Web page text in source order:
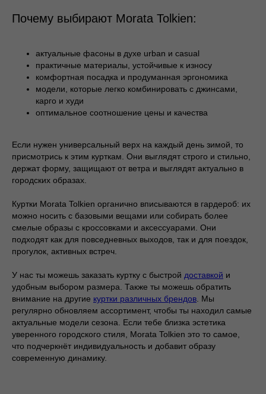
Почему выбирают Morata Tolkien:
актуальные фасоны в духе urban и casual
практичные материалы, устойчивые к износу
комфортная посадка и продуманная эргономика
модели, которые легко комбинировать с джинсами,
карго и худи
оптимальное соотношение цены и качества
Если нужен универсальный верх на каждый день зимой, то
присмотрись к этим курткам. Они выглядят строго и стильно,
держат форму, защищают от ветра и выглядят актуально в
городских образах.
Куртки Morata Tolkien органично вписываются в гардероб: их
можно носить с базовыми вещами или собирать более
смелые образы с кроссовками и аксессуарами. Они
подходят как для повседневных выходов, так и для поездок,
прогулок, активных встреч.
У нас ты можешь заказать куртку с быстрой доставкой и
удобным выбором размера. Также ты можешь обратить
внимание на другие куртки различных брендов. Мы
регулярно обновляем ассортимент, чтобы ты находил самые
актуальные модели сезона. Если тебе близка эстетика
уверенного городского стиля, Morata Tolkien это то самое,
что подчеркнёт индивидуальность и добавит образу
современную динамику.
+7 995 093 96 65
califo.website@gmail.com
ИП Гилёв Михаил
ИНН: 590847626354
Доставка и
Стать
поставщиком
Контакты Сотрудничество
Подарочные
Часто задаваемые
вопросы
Согласие на обработку
персональных данных